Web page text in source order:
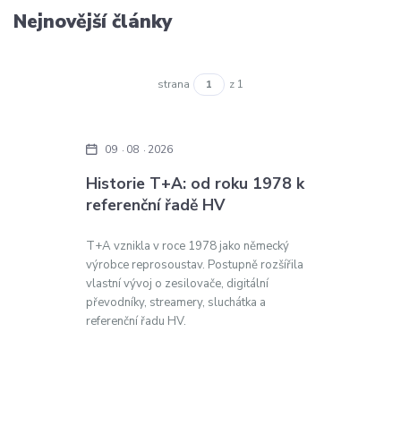
Nejnovější články
strana z 1
Historie T+A: od roku 1978 k
referenční řadě HV
09 08 2026
T+A vznikla v roce 1978 jako německý
výrobce reprosoustav. Postupně rozšířila
vlastní vývoj o zesilovače, digitální
převodníky, streamery, sluchátka a
referenční řadu HV.